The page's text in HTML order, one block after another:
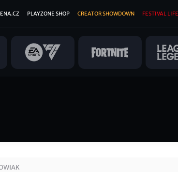
PLAYZONE SHOP CREATOR SHOWDOWN FESTIVAL